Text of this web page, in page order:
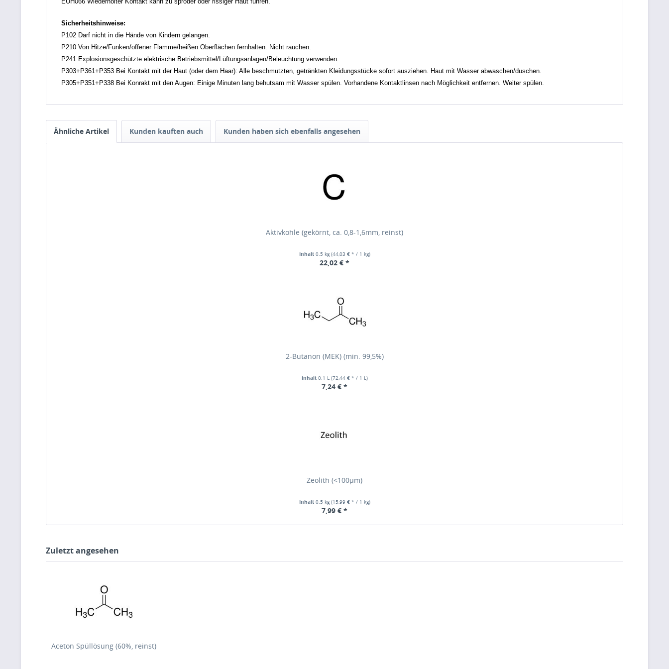
Sicherheitshinweise:
P102 Darf nicht in die Hände von Kindern gelangen.
P210 Von Hitze/Funken/offener Flamme/heißen Oberflächen fernhalten. Nicht rauchen.
P241 Explosionsgeschützte elektrische Betriebsmittel/Lüftungsanlagen/Beleuchtung verwenden.
P303+P361+P353 Bei Kontakt mit der Haut (oder dem Haar): Alle beschmutzten, getränkten Kleidungsstücke sofort ausziehen. Haut mit Wasser abwaschen/duschen.
P305+P351+P338 Bei Konrakt mit den Augen: Einige Minuten lang behutsam mit Wasser spülen. Vorhandene Kontaktlinsen nach Möglichkeit entfernen. Weiter spülen.
Ähnliche Artikel Kunden kauften auch Kunden haben sich ebenfalls angesehen
Aktivkohle (gekörnt, ca. 0,8-1,6mm, reinst)
Inhalt 0.5 kg(44,03 € * / 1 kg)
22,02 € *
2-Butanon (MEK) (min. 99,5%)
Inhalt 0.1 L (72,44 € * / 1 L)
7,24 € *
Zeolith (<100µm)
Inhalt 0.5 kg(15,99 € * / 1 kg)
7,99 € *
Zuletzt angesehen
Aceton Spüllösung (60%, reinst)